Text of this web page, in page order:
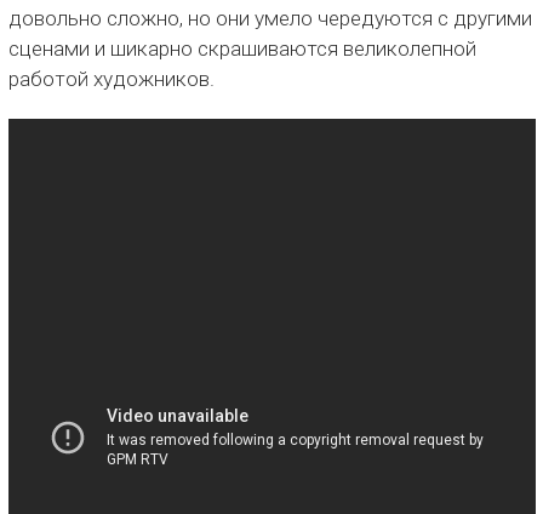
довольно сложно, но они умело чередуются с другими
сценами и шикарно скрашиваются великолепной
работой художников.